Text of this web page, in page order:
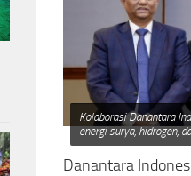
Kolaborasi Danantara
energi surya, hidrogen,
Danantara